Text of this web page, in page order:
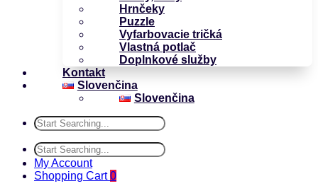
Hrnčeky
Puzzle
Vyfarbovacie tričká
Vlastná potlač
Doplnkové služby
Kontakt
Slovenčina
Slovenčina
My Account
Shopping Cart 0